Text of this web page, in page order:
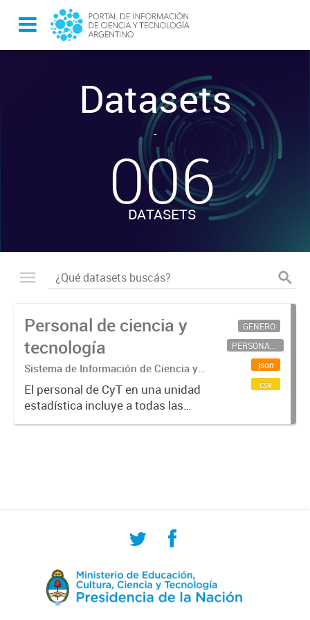
Datasets
-
006
DATASETS
Personal de ciencia y
tecnología
Sistema de Información de Ciencia y
Tecnología Argentino (SICYTAR)
El personal de CyT en una unidad
estadística incluye a todas las
personas involucradas
GÉNERO
PERSONAL CIENTÍFICO-TECNOLÓGICO
json
csv